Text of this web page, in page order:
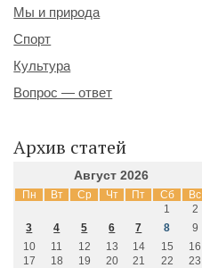
Мы и природа
Спорт
Культура
Вопрос — ответ
Архив статей
Август 2026
Пн Вт Ср Чт Пт Сб Вс
1
2
3
4 5 6 7 8
9
10
11 12 13 14 15
16
17
18 19 20 21 22
23